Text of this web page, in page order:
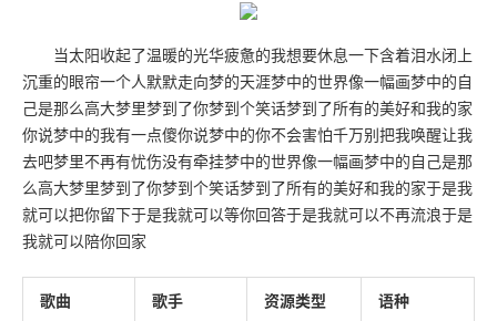
当太阳收起了温暖的光华疲惫的我想要休息一下含着泪水闭上
沉重的眼帘一个人默默走向梦的天涯梦中的世界像一幅画梦中的自
己是那么高大梦里梦到了你梦到个笑话梦到了所有的美好和我的家
你说梦中的我有一点傻你说梦中的你不会害怕千万别把我唤醒让我
去吧梦里不再有忧伤没有牵挂梦中的世界像一幅画梦中的自己是那
么高大梦里梦到了你梦到个笑话梦到了所有的美好和我的家于是我
就可以把你留下于是我就可以等你回答于是我就可以不再流浪于是
我就可以陪你回家
歌曲 歌手 资源类型 语种